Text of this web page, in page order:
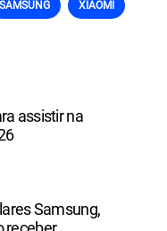
SAMSUNG XIAOMI
assistir na
Samsung,